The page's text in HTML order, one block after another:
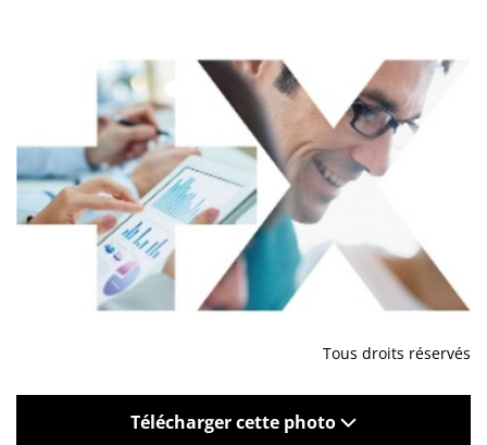
Tous droits réservés
Télécharger cette photo